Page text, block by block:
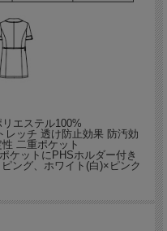
手掛ける働く人をより美しく輝かせ
と、ぺプラムの裾がエレガントな白
に腕をほっそり見せる効果も。
エステル100%
レッチ 透け防止効果 防汚効
二重ポケット
ケットにPHSホルダー付き
ング、ホワイト(白)×ピンク